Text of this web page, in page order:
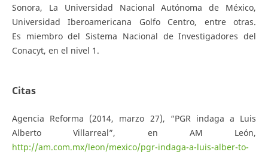
Sonora, La Universidad Nacional Autónoma de México,
Universidad Iberoamericana Golfo Centro, entre otras.
Es miembro del Sistema Nacional de Investigadores del
Conacyt, en el nivel 1.
Citas
Agencia Reforma (2014, marzo 27), “PGR indaga a Luis
Alberto Villarreal”, en AM León,
http://am.com.mx/leon/mexico/pgr-indaga-a-luis-alber-to-